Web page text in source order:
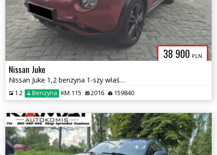
38 900 PLN
Nissan Juke
Nissan Juke 1,2 benzyna 1-szy właściciel Salon PL Zamiana
1.2 Benzyna KM 115 2016 159840